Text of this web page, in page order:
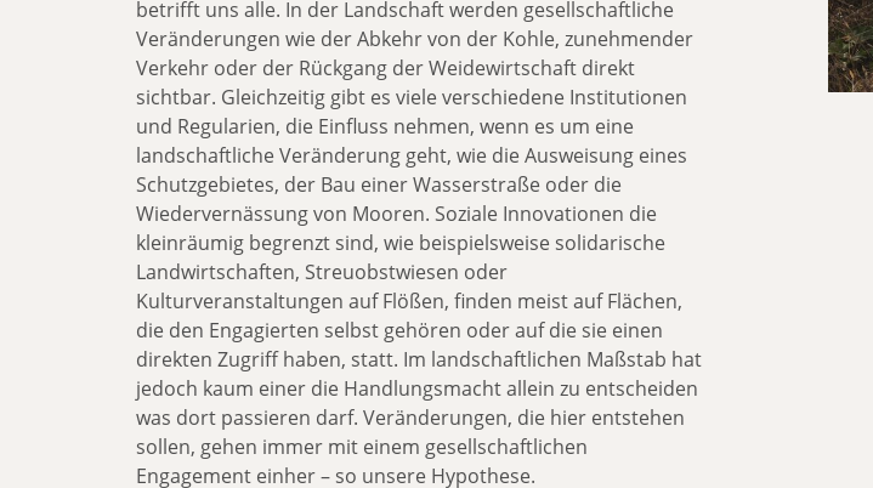
betrifft uns alle. In der Landschaft werden gesellschaftliche
Veränderungen wie der Abkehr von der Kohle, zunehmender
Verkehr oder der Rückgang der Weidewirtschaft direkt
sichtbar. Gleichzeitig gibt es viele verschiedene Institutionen
und Regularien, die Einfluss nehmen, wenn es um eine
landschaftliche Veränderung geht, wie die Ausweisung eines
Schutzgebietes, der Bau einer Wasserstraße oder die
Wiedervernässung von Mooren. Soziale Innovationen die
kleinräumig begrenzt sind, wie beispielsweise solidarische
Landwirtschaften, Streuobstwiesen oder
Kulturveranstaltungen auf Flößen, finden meist auf Flächen,
die den Engagierten selbst gehören oder auf die sie einen
direkten Zugriff haben, statt. Im landschaftlichen Maßstab hat
jedoch kaum einer die Handlungsmacht allein zu entscheiden
was dort passieren darf. Veränderungen, die hier entstehen
sollen, gehen immer mit einem gesellschaftlichen
Engagement einher – so unsere Hypothese.